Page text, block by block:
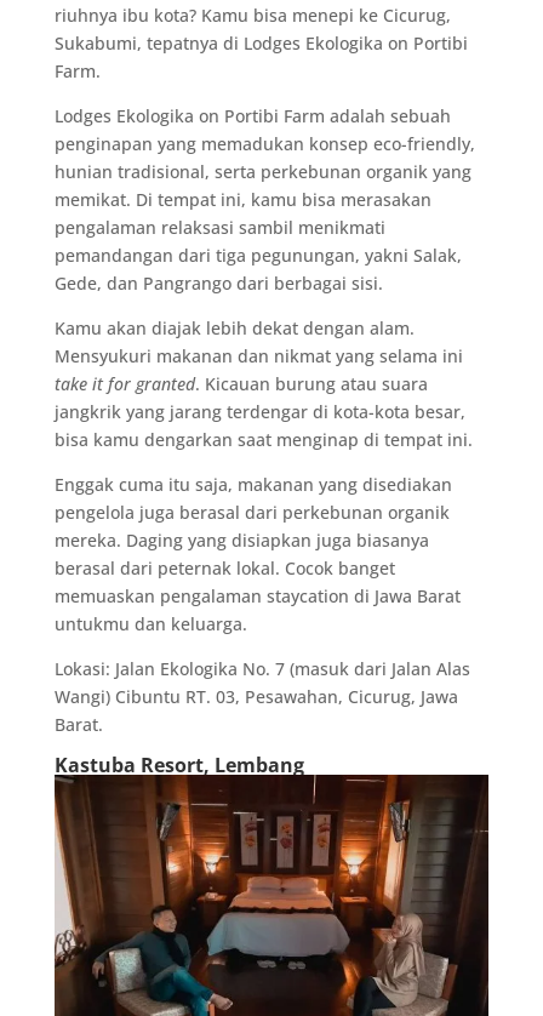
riuhnya ibu kota? Kamu bisa menepi ke Cicurug,
Sukabumi, tepatnya di Lodges Ekologika on Portibi
Farm.
Lodges Ekologika on Portibi Farm adalah sebuah
penginapan yang memadukan konsep eco-friendly,
hunian tradisional, serta perkebunan organik yang
memikat. Di tempat ini, kamu bisa merasakan
pengalaman relaksasi sambil menikmati
pemandangan dari tiga pegunungan, yakni Salak,
Gede, dan Pangrango dari berbagai sisi.
Kamu akan diajak lebih dekat dengan alam.
Mensyukuri makanan dan nikmat yang selama ini
take it for granted. Kicauan burung atau suara
jangkrik yang jarang terdengar di kota-kota besar,
bisa kamu dengarkan saat menginap di tempat ini.
Enggak cuma itu saja, makanan yang disediakan
pengelola juga berasal dari perkebunan organik
mereka. Daging yang disiapkan juga biasanya
berasal dari peternak lokal. Cocok banget
memuaskan pengalaman staycation di Jawa Barat
untukmu dan keluarga.
Lokasi: Jalan Ekologika No. 7 (masuk dari Jalan Alas
Wangi) Cibuntu RT. 03, Pesawahan, Cicurug, Jawa
Barat.
Kastuba Resort, Lembang